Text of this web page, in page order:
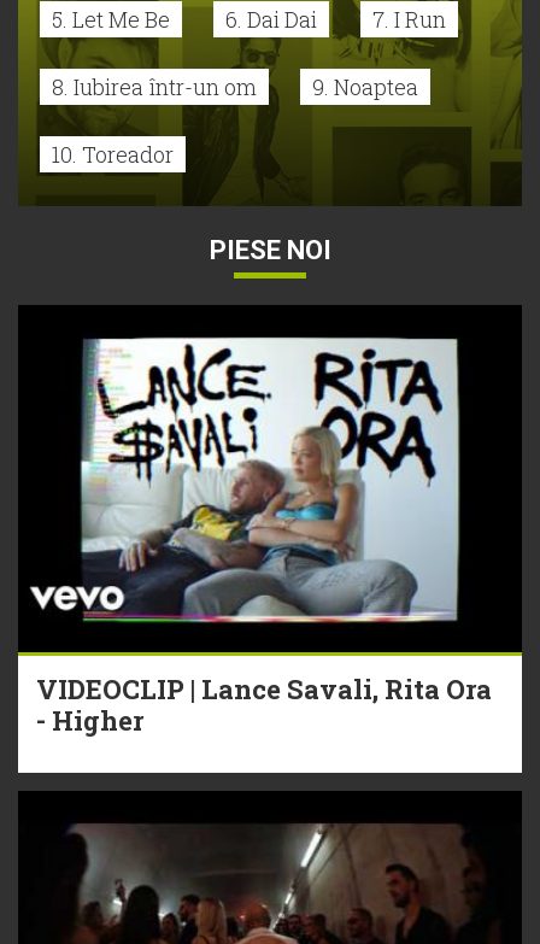
5. Let Me Be 6. Dai Dai 7. I Run
8. Iubirea într-un om 9. Noaptea
10. Toreador
PIESE NOI
VIDEOCLIP | Lance Savali, Rita Ora
- Higher